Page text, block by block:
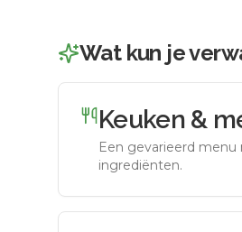
Wat kun je
Keuken &
Een gevarieerd
ingrediënten.